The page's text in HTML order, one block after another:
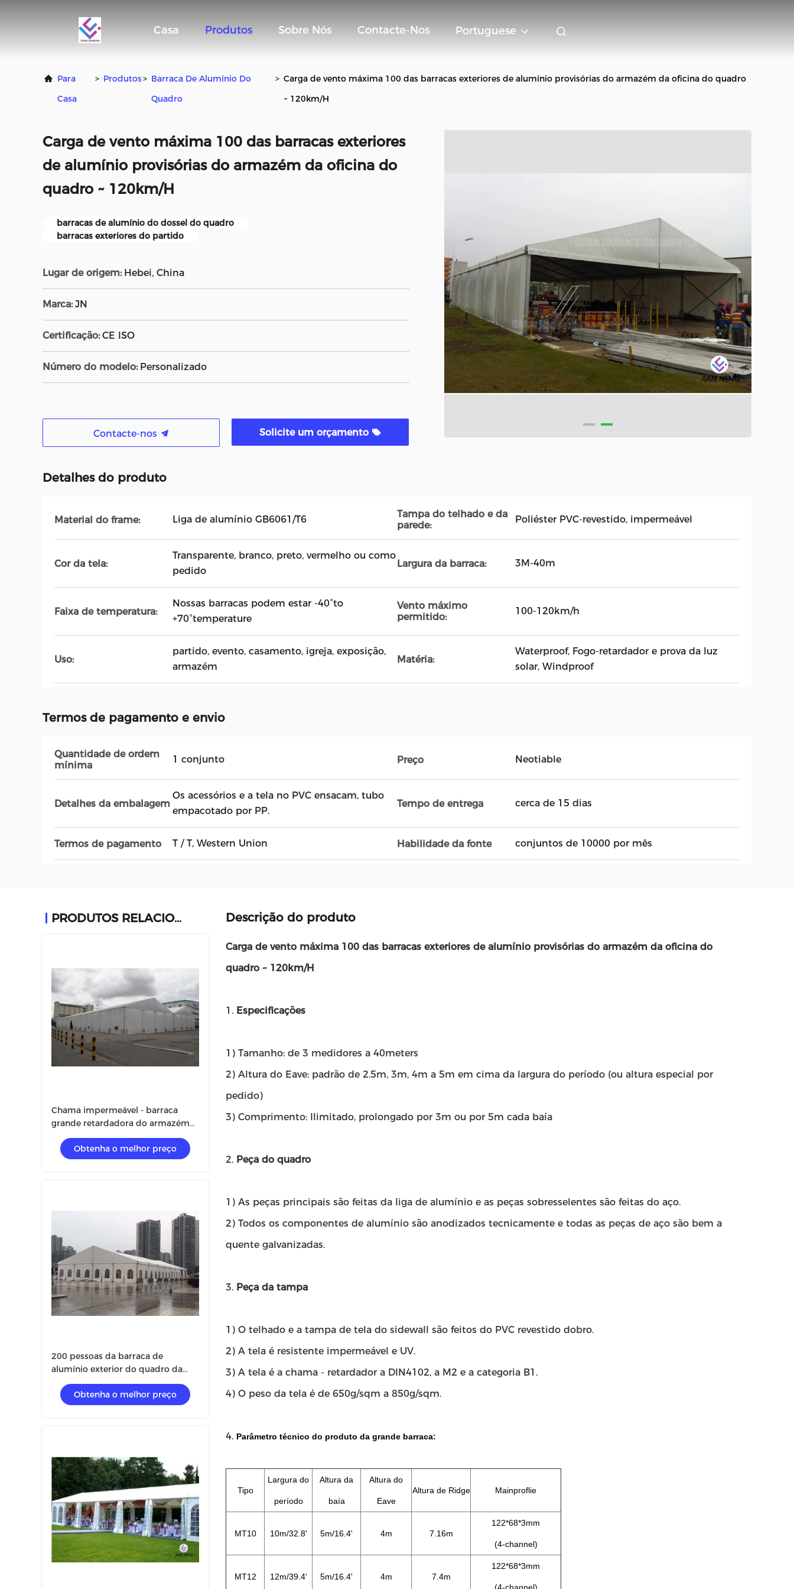
Casa Produtos Sobre Nós Contacte-Nos Portuguese
Para
Casa
> Produtos> Barraca De Alumínio Do
Quadro
> Carga de vento máxima 100 das barracas exteriores de alumínio provisórias do armazém da oficina do quadro
~ 120km/H
Carga de vento máxima 100 das barracas exteriores
de alumínio provisórias do armazém da oficina do
quadro ~ 120km/H
barracas de alumínio do dossel do quadro
barracas exteriores do partido
Lugar de origem: Hebei, China
Marca: JN
Certificação: CE ISO
Número do modelo: Personalizado
Contacte-nos Solicite um orçamento
Detalhes do produto
Material do frame: Liga de alumínio GB6061/T6
Tampa do telhado e da
parede:
Poliéster PVC-revestido, impermeável
Cor da tela:
Transparente, branco, preto, vermelho ou como
pedido
Largura da barraca: 3M-40m
Faixa de temperatura:
Nossas barracas podem estar -40°to
+70°temperature
Vento máximo
permitido:
100-120km/h
Uso:
partido, evento, casamento, igreja, exposição,
armazém
Matéria:
Waterproof, Fogo-retardador e prova da luz
solar, Windproof
Termos de pagamento e envio
Quantidade de ordem
mínima
1 conjunto Preço Neotiable
Detalhes da embalagem
Os acessórios e a tela no PVC ensacam, tubo
empacotado por PP.
Tempo de entrega cerca de 15 dias
Termos de pagamento T / T, Western Union Habilidade da fonte conjuntos de 10000 por mês
PRODUTOS RELACIONADOS
Chama impermeável - barraca
grande retardadora do armazém
da tampa de PVC para Storaging
Obtenha o melhor preço
200 pessoas da barraca de
alumínio exterior do quadro da
liga branca para a igreja ou o outro
eventoObtenha o melhor preço
Descrição do produto
Carga de vento máxima 100 das barracas exteriores de alumínio provisórias do armazém da oficina do
quadro ~ 120km/H
1. Especificações
1) Tamanho: de 3 medidores a 40meters
2) Altura do Eave: padrão de 2.5m, 3m, 4m a 5m em cima da largura do período (ou altura especial por
pedido)
3) Comprimento: Ilimitado, prolongado por 3m ou por 5m cada baía
2. Peça do quadro
1) As peças principais são feitas da liga de alumínio e as peças sobresselentes são feitas do aço.
2) Todos os componentes de alumínio são anodizados tecnicamente e todas as peças de aço são bem a
quente galvanizadas.
3. Peça da tampa
1) O telhado e a tampa de tela do sidewall são feitos do PVC revestido dobro.
2) A tela é resistente impermeável e UV.
3) A tela é a chama - retardador a DIN4102, a M2 e a categoria B1.
4) O peso da tela é de 650g/sqm a 850g/sqm.
4. Parâmetro técnico do produto da grande barraca:
Tipo
Largura do
período
Altura da
baía
Altura do
Eave
Altura de Ridge Mainproflie
MT10 10m/32.8' 5m/16.4' 4m 7.16m
122*68*3mm
(4-channel)
MT12 12m/39.4' 5m/16.4' 4m 7.4m
122*68*3mm